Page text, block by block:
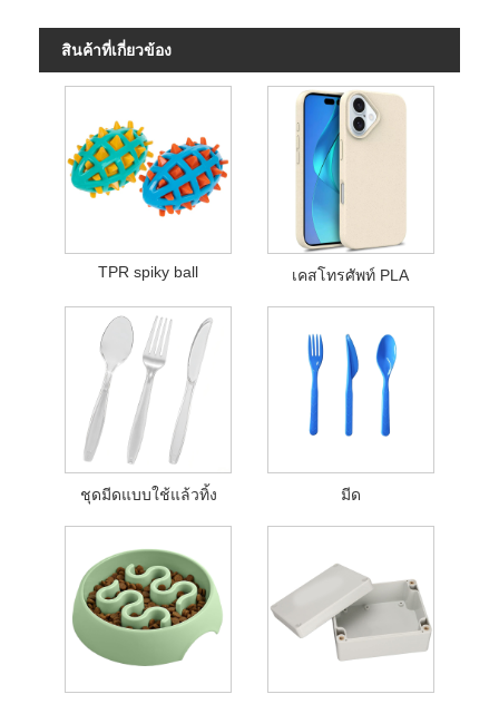
สินค้าที่เกี่ยวข้อง
TPR spiky ball เคสโทรศัพท์ PLA
ชุดมีดแบบใช้แล้วทิ้ง มีด